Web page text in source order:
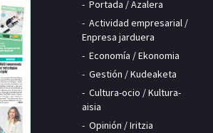
Portada / Azalera
Actividad empresarial /
Enpresa jarduera
Economía / Ekonomia
Gestión / Kudeaketa
Cultura-ocio / Kultura-
aisia
Opinión / Iritzia